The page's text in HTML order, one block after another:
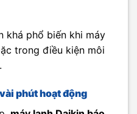
khá phổ biến khi máy
trong điều kiện môi
phút hoạt động